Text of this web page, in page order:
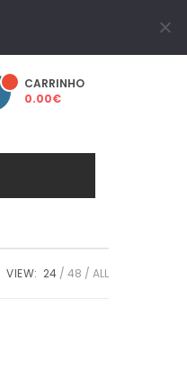
CARRINHO
0.00€
VIEW: 24 48 ALL